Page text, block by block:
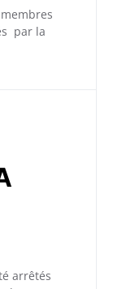
par la
arrêtés